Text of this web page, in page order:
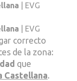
| EVG
| EVG
correcto
de la zona:
que
Castellana.